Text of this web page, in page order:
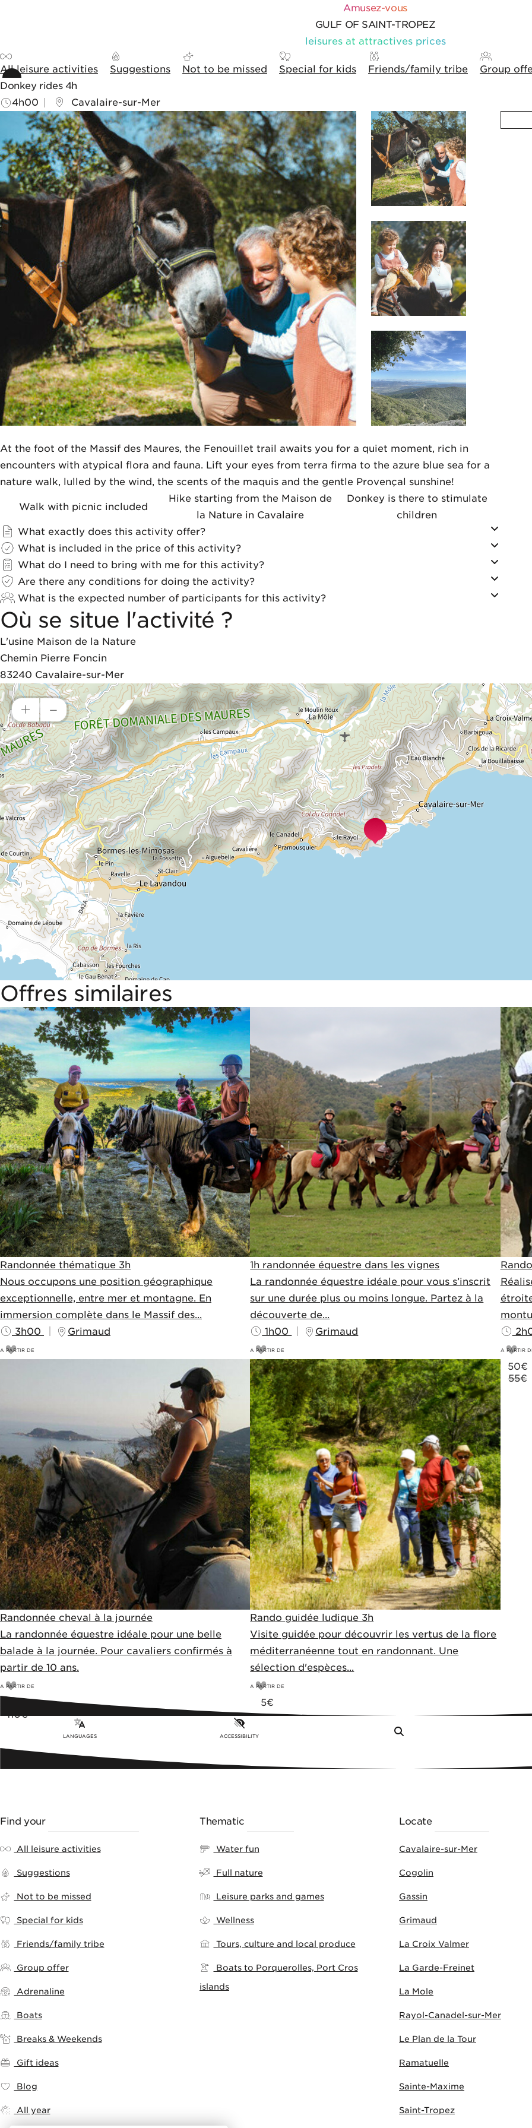
Amusez-vous
GULF OF SAINT-TROPEZ
leisures at attractives prices
All leisure activities Suggestions Not to be missed Special for kids Friends/family tribe Group
Donkey rides 4h
4h00
Cavalaire-sur-Mer
At the foot of the Massif des Maures, the Fenouillet trail awaits you for a quiet moment, rich in
encounters with atypical flora and fauna. Lift your eyes from terra firma to the azure blue sea for a
nature walk, lulled by the wind, the scents of the maquis and the gentle Provençal sunshine!
Walk with picnic included
Hike starting from the Maison de
la Nature in Cavalaire
Donkey is there to stimulate
children
What exactly does this activity offer?
What is included in the price of this activity?
What do I need to bring with me for this activity?
Are there any conditions for doing the activity?
What is the expected number of participants for this activity?
Où se situe l'activité ?
L'usine Maison de la Nature
Chemin Pierre Foncin
83240 Cavalaire-sur-Mer
+ –
Offres similaires
Randonnée thématique 3h
Nous occupons une position géographique
exceptionnelle, entre mer et montagne. En
immersion complète dans le Massif des...
3h00
Grimaud
A PARTIR DE A PARTIR
50€
55€
Randonnée cheval à la journée
La randonnée équestre idéale pour une belle
balade à la journée. Pour cavaliers confirmés à
partir de 10 ans.
A PARTIR DE
€
110€
1h randonnée équestre dans les vignes
La randonnée équestre idéale pour vous s’inscrit
sur une durée plus ou moins longue. Partez à la
découverte de...
1h00
Grimaud
A PARTIR DE
25€
30€
Rando guidée ludique 3h
Visite guidée pour découvrir les vertus de la flore
méditerranéenne tout en randonnant. Une
sélection d'espèces...
A PARTIR DE
5€
LANGUAGES ACCESSIBILITY Menu
Find your
All leisure activities
Suggestions
Not to be missed
Special for kids
Friends/family tribe
Group offer
Adrenaline
Boats
Breaks & Weekends
Gift ideas
Blog
All year
Thematic
Water fun
Full nature
Leisure parks and games
Wellness
Tours, culture and local produce
Boats to Porquerolles, Port Cros
islands
Locate
Cavalaire-sur-Mer
Cogolin
Gassin
Grimaud
La Croix Valmer
La Garde-Freinet
La Mole
Rayol-Canadel-sur-Mer
Le Plan de la Tour
Ramatuelle
Sainte-Maxime
Saint-Tropez